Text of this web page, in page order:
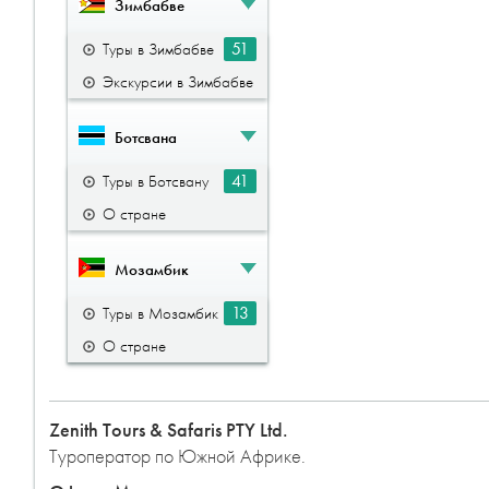
Зимбабве
Туры в Зимбабве
51
Экскурсии в Зимбабве
Ботсвана
Туры в Ботсвану
41
О стране
Мозамбик
Туры в Мозамбик
13
О стране
Zenith Tours & Safaris PTY Ltd.
Туроператор по Южной Африке.